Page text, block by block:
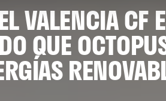
VALENCIA CF
QUE